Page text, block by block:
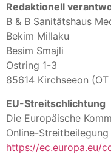
Redaktionell
B & B Sanitätshaus
Bekim Millaku
Besim Smajli
Ostring 1-3
85614 Kirchseeon
EU-Streitschlichtung
Die Europäische
Online-
https://ec.europa.eu/